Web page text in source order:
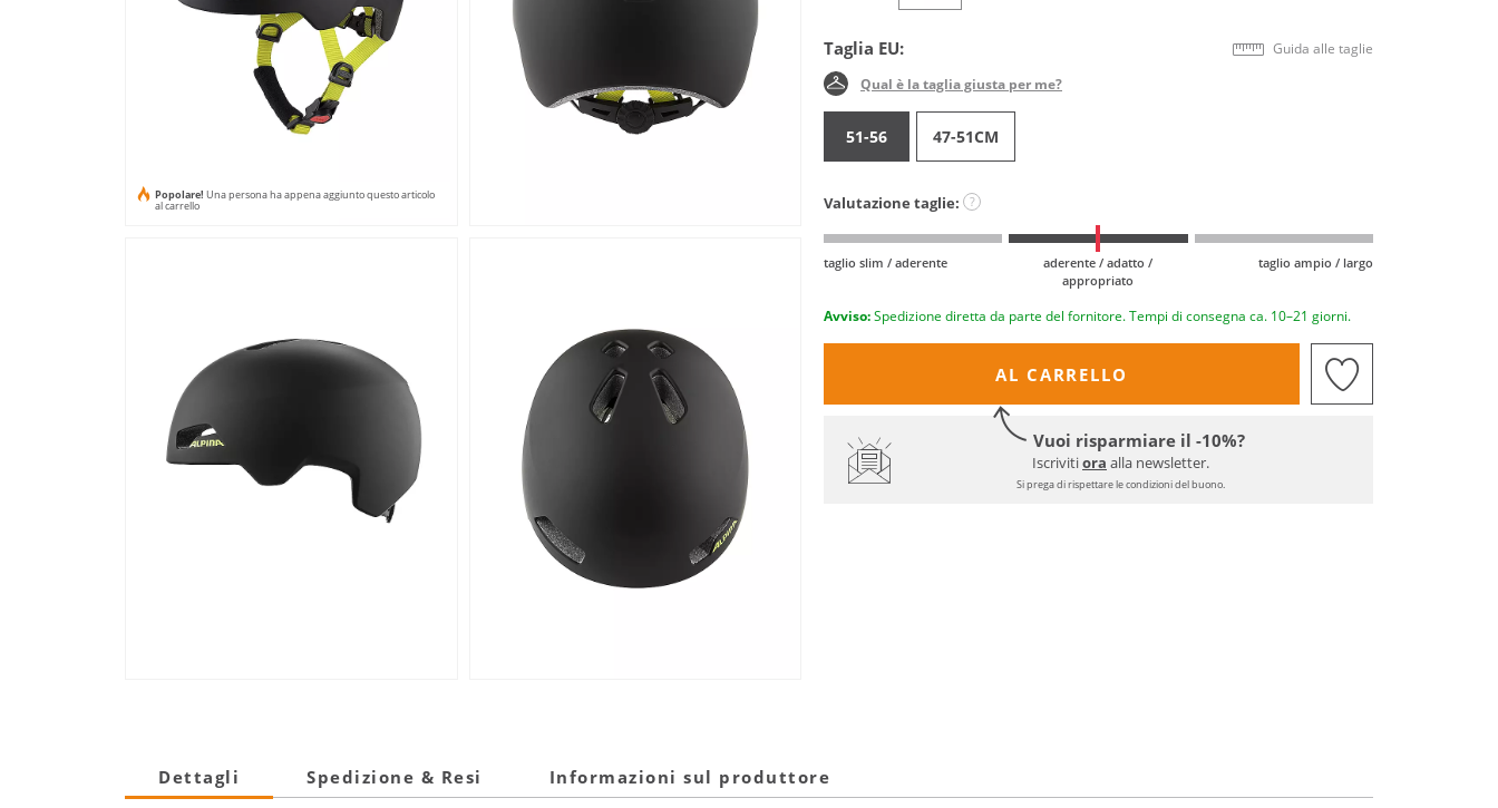
Popolare! Una persona ha appena aggiunto questo articolo
al carrello
Taglia EU: Guida alle taglie
Qual è la taglia giusta per me?
51-56 47-51CM
Valutazione taglie: ?
taglio slim / aderente
aderente / adatto /
appropriato
taglio ampio / largo
Avviso: Spedizione diretta da parte del fornitore. Tempi di consegna ca. 10–21 giorni.
AL CARRELLO
Vuoi risparmiare il -10%?
Iscrivitiora alla newsletter.
Si prega di rispettare le condizioni del buono.
Dettagli Spedizione & Resi Informazioni sul produttore